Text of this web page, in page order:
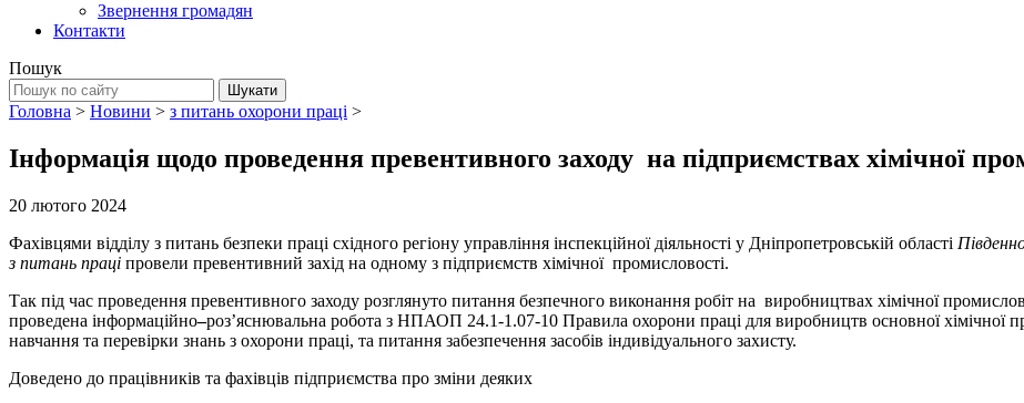
Звернення громадян
Контакти
Пошук
Головна > Новини > з питань охорони праці >
Інформація щодо проведення превентивного заходу на підприємствах хімічної
20 лютого 2024
Фахівцями відділу з питань безпеки праці східного регіону управління інспекційної діяльності у Дніпропетровській області
з питань праці провели превентивний захід на одному з підприємств хімічної промисловості.
Так під час проведення превентивного заходу розглянуто питання безпечного виконання робіт на виробництвах хімічної
проведена інформаційно–роз’яснювальна робота з НПАОП 24.1-1.07-10 Правила охорони праці для виробництв основної хімічної
навчання та перевірки знань з охорони праці, та питання забезпечення засобів індивідуального захисту.
Доведено до працівників та фахівців підприємства про зміни деяких